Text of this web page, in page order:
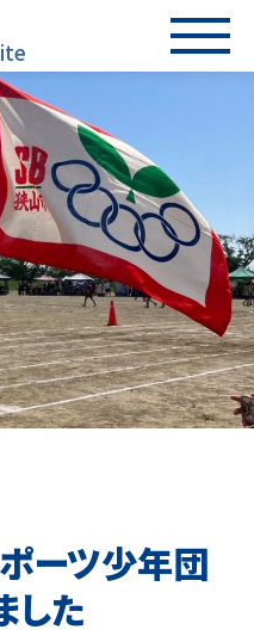
ーツ少年団
した